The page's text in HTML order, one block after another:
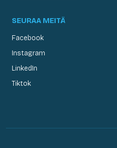
SEURAA MEITÄ
Facebook
Instagram
LinkedIn
Tiktok